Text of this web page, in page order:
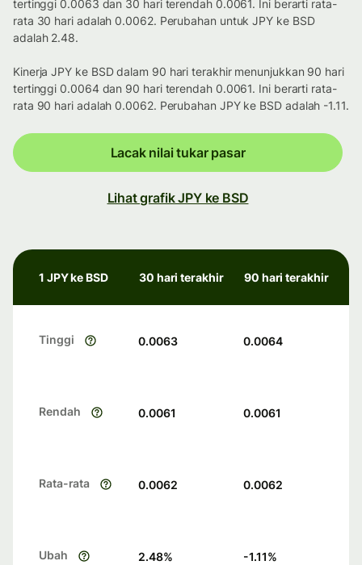
tertinggi 0.0063 dan 30 hari terendah 0.0061. Ini berarti rata-
rata 30 hari adalah 0.0062. Perubahan untuk JPY ke BSD
adalah 2.48.
Kinerja JPY ke BSD dalam 90 hari terakhir menunjukkan 90 hari
tertinggi 0.0064 dan 90 hari terendah 0.0061. Ini berarti rata-
rata 90 hari adalah 0.0062. Perubahan JPY ke BSD adalah -1.11.
Lacak nilai tukar pasar
Lihat grafik JPY ke BSD
1 JPY ke BSD 30 hari terakhir 90 hari terakhir
Tinggi 0.0063 0.0064
Rendah 0.0061 0.0061
Rata-rata 0.0062 0.0062
Ubah 2.48% -1.11%